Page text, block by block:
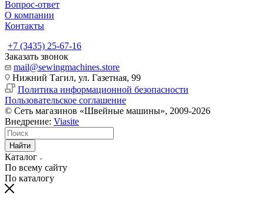
Вопрос-ответ
О компании
Контакты
+7 (3435) 25-67-16
Заказать звонок
mail@sewingmachines.store
Нижний Тагил, ул. Газетная, 99
Политика информационной безопасности
Пользовательское соглашение
© Сеть магазинов «Швейные машины», 2009-2026
Внедрение: Viasite
Найти
Каталог
По всему сайту
По каталогу